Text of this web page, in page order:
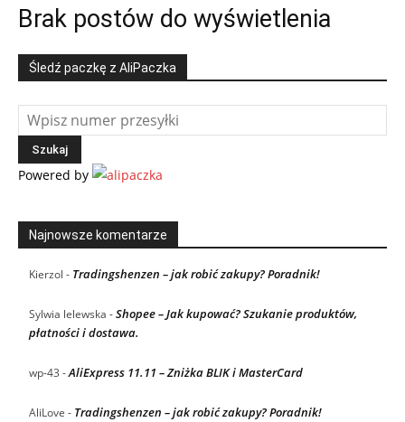
Brak postów do wyświetlenia
Śledź paczkę z AliPaczka
Powered by
Najnowsze komentarze
Kierzol - Tradingshenzen – jak robić zakupy? Poradnik!
Sylwia lelewska -Shopee – Jak kupować? Szukanie produktów,
płatności i dostawa.
wp-43 -AliExpress 11.11 – Zniżka BLIK i MasterCard
AliLove - Tradingshenzen – jak robić zakupy? Poradnik!